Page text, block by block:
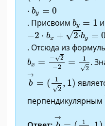
⋅ by = 0
. Присвоим by = 1
b 1
−2 ⋅ bx + √2⋅by = 0
−2·bx+2·by=0⇔− 2
. Отсюда из
bx = −√2
−2 =
1
√2
bx=−2−2= 12
.
→
b = (
1
√2
, 1)
b→ 2
перпендикулярным
→
1
b→